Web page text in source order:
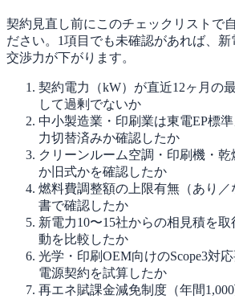
契約見直し前にこのチェックリストで
ださい。1項目でも未確認があれば、
交渉力が下がります。
契約電力（kW）が直近12ヶ月の
して過剰でないか
中小製造業・印刷業は東電EP標
力切替済みか確認したか
クリーンルーム空調・印刷機・
か旧式かを確認したか
燃料費調整額の上限有無（あり
書で確認したか
新電力10〜15社からの相見積を
動を比較したか
光学・印刷OEM向けのScope3対
電源契約を試算したか
再エネ賦課金減免制度（年間